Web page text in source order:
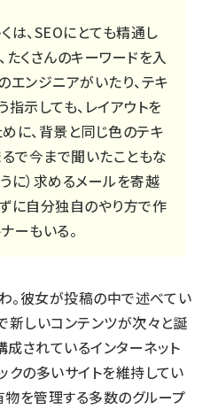
は、SEOにとても精通し
たくさんのキーワードを入
エンジニアがいたり、テキ
示しても、レイアウトを
に、背景と同じ色のテキ
るで今まで聞いたこともな
に）求めるメールを寄越
に自分独自のやり方で作
ーもいる。
。彼女が投稿の中で述べてい
新しいコンテンツが次々と誕
されているインターネット
クの多いサイトを維持してい
物を管理する多数のグループ